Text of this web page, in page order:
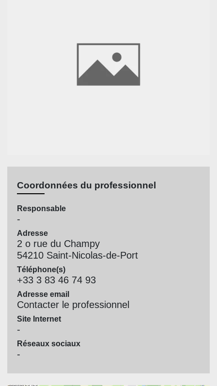
Coordonnées du professionnel
Responsable
-
Adresse
2 o rue du Champy
54210 Saint-Nicolas-de-Port
Téléphone(s)
+33 3 83 46 74 93
Adresse email
Contacter le professionnel
Site Internet
-
Réseaux sociaux
-